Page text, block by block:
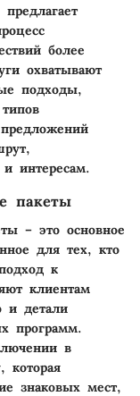
более
охватывают
подходы,
интересам.
пакеты
– это основное
для тех, кто
к
клиентам
и детали
программ.
в
которая
знаковых мест,